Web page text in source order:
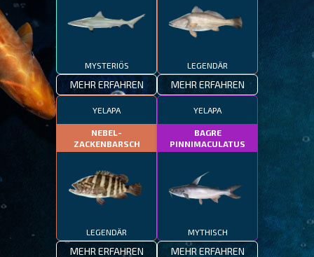
MYSTERIÖS
MEHR ERFAHREN
LEGENDÄR
MEHR ERFAHREN
YELAPA
NEBEL-
ZACKENBARSCH
LEGENDÄR
MEHR ERFAHREN
YELAPA
BAGRE
PINNIMACULATUS
MYTHISCH
MEHR ERFAHREN